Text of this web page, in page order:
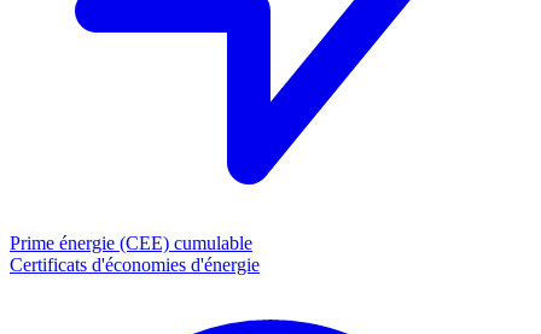
Prime énergie (CEE) cumulable
Certificats d'économies d'énergie